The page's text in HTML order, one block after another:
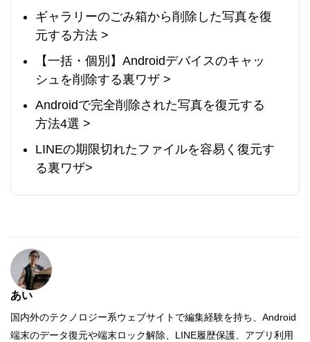
ギャラリーのごみ箱から削除した写真を復
元する方法 >
【一括・個別】Androidデバイスのキャッ
シュを削除する裏ワザ >
Androidで完全削除された写真を復元する
方法4選 >
LINEの期限切れたファイルを容易く復元す
る裏ワザ>
あい
国内外のテクノロジー系ウェブサイトで編集経験を持ち、Android
端末のデータ復元や端末ロック解除、LINE履歴保護、アプリ利用